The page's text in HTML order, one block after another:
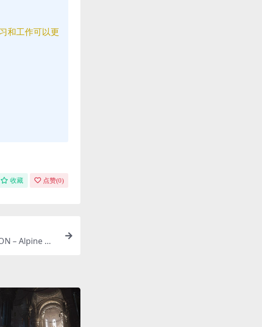
和工作可以更
收藏 点赞(0)
– Alpine Mo